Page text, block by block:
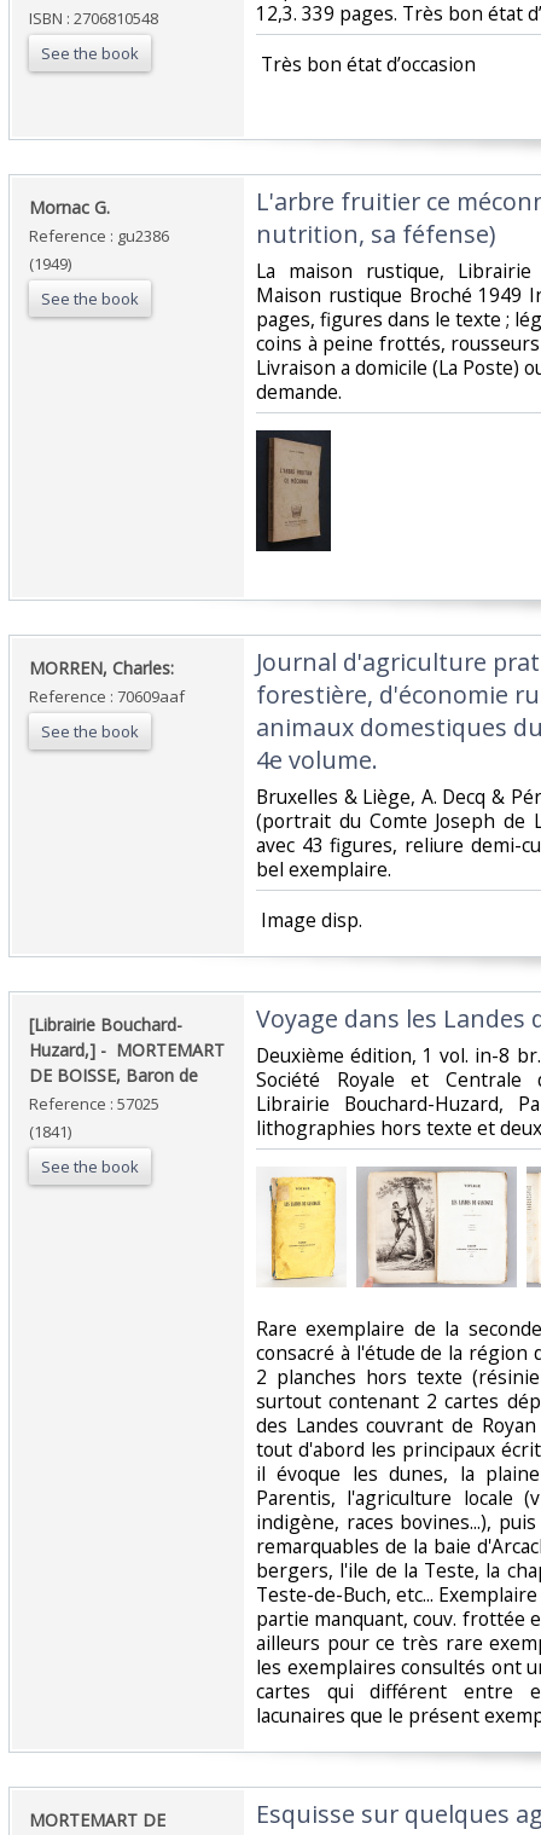
ISBN : 2706810548
See the book
12,3. 339 pages. Très bon état
‎ Très bon état d’occasion ‎
‎Mornac G.‎
Reference : gu2386
(1949)
See the book
‎L'arbre fruitier ce
nutrition, sa féfense)‎
‎La maison rustique,
Maison rustique Broché 1949
pages, figures dans le texte ;
coins à peine frottés,
Livraison a domicile (La Poste)
demande.‎
‎MORREN, Charles:‎
Reference : 70609aaf
See the book
‎Journal d'agriculture
forestière, d'économie
animaux domestiques
4e volume. ‎
‎Bruxelles & Liège, A. Decq &
(portrait du Comte Joseph de
avec 43 figures, reliure demi-
bel exemplaire.‎
‎ Image disp.‎
‎[Librairie Bouchard-
Huzard,] - ‎ ‎MORTEMART
DE BOISSE, Baron de‎
Reference : 57025
(1841)
See the book
‎Voyage dans les Landes
‎Deuxième édition, 1 vol. in-8
Société Royale et Centrale
Librairie Bouchard-Huzard,
lithographies hors texte et
‎Rare exemplaire de la
consacré à l'étude de la région
2 planches hors texte
surtout contenant 2 cartes
des Landes couvrant de
tout d'abord les principaux
il évoque les dunes, la
Parentis, l'agriculture locale
indigène, races bovines...),
remarquables de la baie
bergers, l'ile de la Teste, la
Teste-de-Buch, etc...
partie manquant, couv. frottée
ailleurs pour ce très rare
les exemplaires consultés ont
cartes qui différent entre
lacunaires que le présent
‎MORTEMART DE
‎Esquisse sur quelques